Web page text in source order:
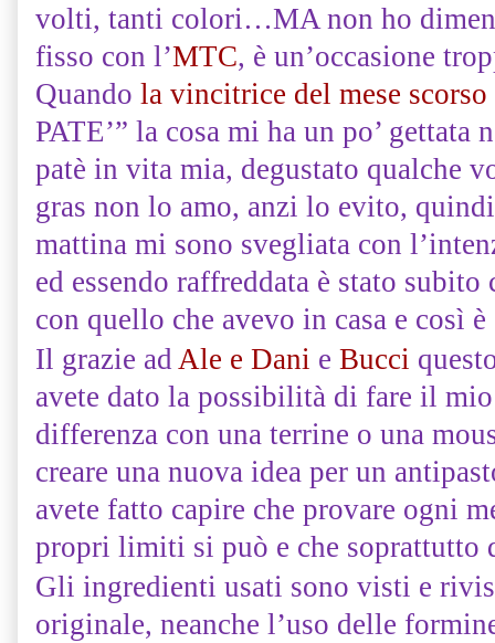
volti, tanti colori…MA non ho
fisso con l’MTC, è un’occasione
Quando la vincitrice del mese
PATE’” la cosa mi ha un po’
patè in vita mia, degustato qualche
gras non lo amo, anzi lo evito,
mattina mi sono svegliata con
ed essendo raffreddata è stato
con quello che avevo in casa e così è
Il grazie ad Ale e Dani e Bucci
avete dato la possibilità di fare il
differenza con una terrine o una
creare una nuova idea per un
avete fatto capire che provare ogni
propri limiti si può e che soprattutto
Gli ingredienti usati sono visti e
originale, neanche l’uso delle